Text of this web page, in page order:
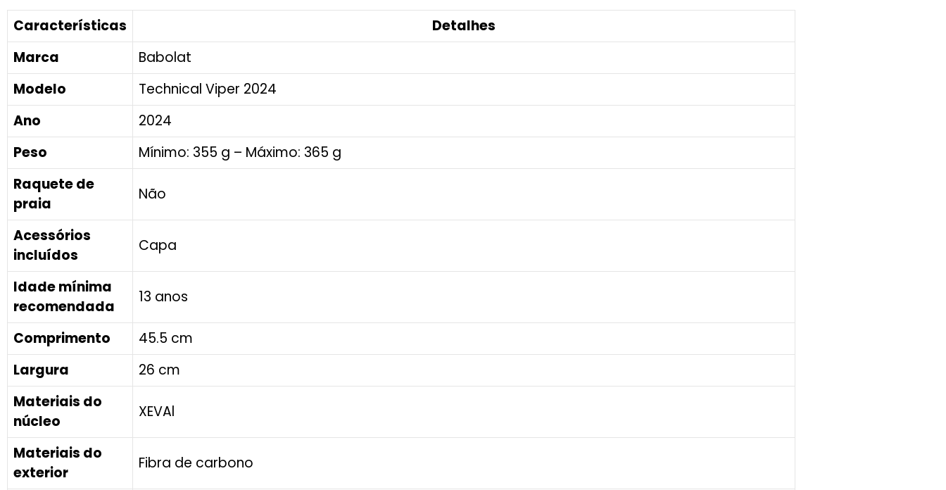
Características
Detalhes
Marca
Babolat
Modelo
Technical Viper 2024
Ano
2024
Peso
Mínimo: 355 g – Máximo: 365 g
Raquete de
praia
Não
Acessórios
incluídos
Capa
Idade mínima
recomendada
13 anos
Comprimento
45.5 cm
Largura
26 cm
Materiais do
núcleo
XEVAl
Materiais do
exterior
Fibra de carbono